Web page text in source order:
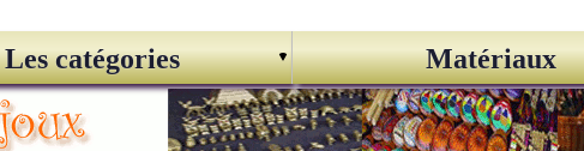
Les catégories Matériaux